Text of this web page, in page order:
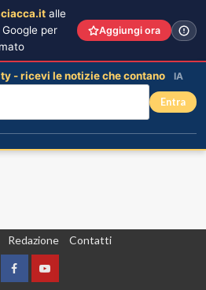
Redazione Contatti
FacebookYountube
alle
per
Aggiungi ora
- ricevi le notizie che contano IA
Entra